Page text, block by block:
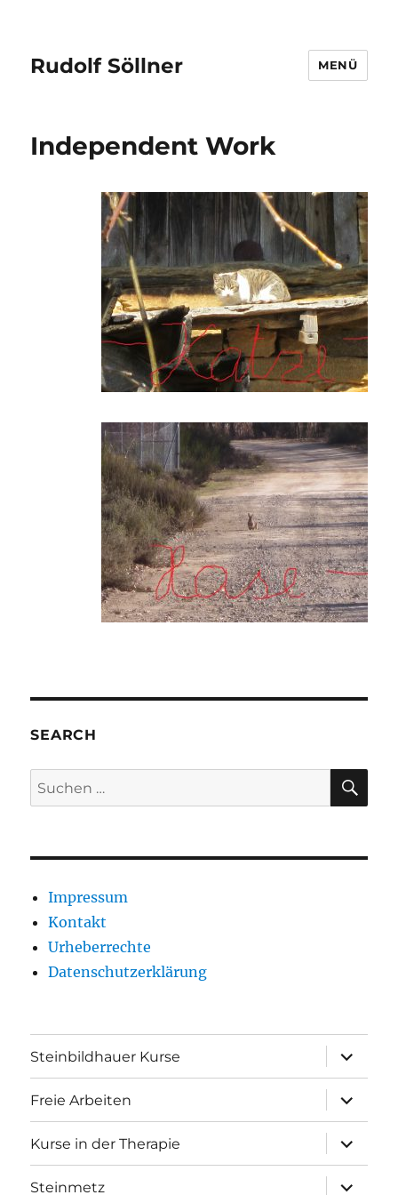
Rudolf Söllner MENÜ
Independent Work
SEARCH
Suche
nach:
Impressum
Kontakt
Urheberrechte
Datenschutzerklärung
Steinbildhauer Kurse
anzeigen
Freie Arbeiten
anzeigen
Kurse in der Therapie
anzeigen
Steinmetz